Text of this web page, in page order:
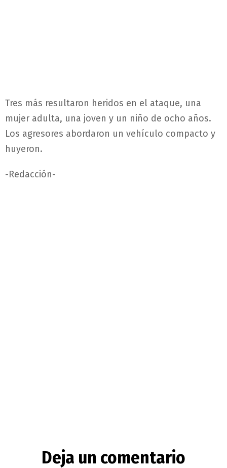
Tres más resultaron heridos en el ataque, una
mujer adulta, una joven y un niño de ocho años.
Los agresores abordaron un vehículo compacto y
huyeron.
-Redacción-
Deja un comentario